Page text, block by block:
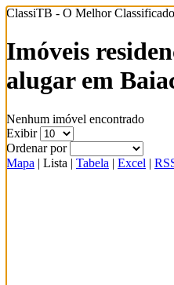
ClassiTB - O Melhor
Imóveis
alugar em
Nenhum imóvel encontrado
Exibir
Ordenar por
Mapa | Lista | Tabela | Excel |